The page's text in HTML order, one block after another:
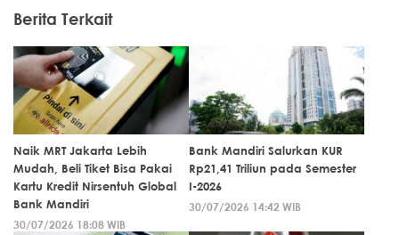
Berita Terkait
Naik MRT Jakarta Lebih
Mudah, Beli Tiket Bisa Pakai
Kartu Kredit Nirsentuh Global
Bank Mandiri
30/07/2026 18:08 WIB
Bank Mandiri Salurkan KUR
Rp21,41 Triliun pada Semester
I-2026
30/07/2026 14:42 WIB